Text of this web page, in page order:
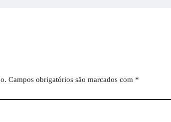
Campos obrigatórios são marcados com *